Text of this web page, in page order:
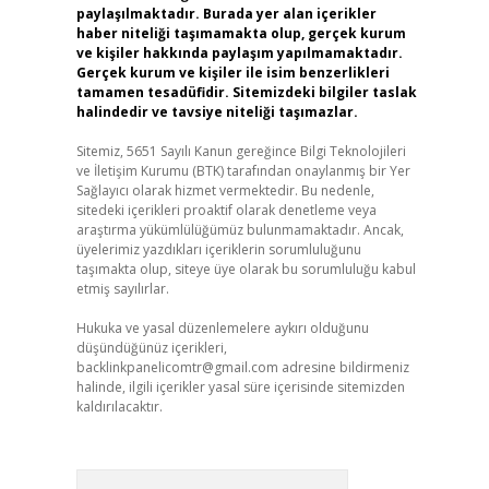
paylaşılmaktadır. Burada yer alan içerikler
haber niteliği taşımamakta olup, gerçek kurum
ve kişiler hakkında paylaşım yapılmamaktadır.
Gerçek kurum ve kişiler ile isim benzerlikleri
tamamen tesadüfidir. Sitemizdeki bilgiler taslak
halindedir ve tavsiye niteliği taşımazlar.
Sitemiz, 5651 Sayılı Kanun gereğince Bilgi Teknolojileri
ve İletişim Kurumu (BTK) tarafından onaylanmış bir Yer
Sağlayıcı olarak hizmet vermektedir. Bu nedenle,
sitedeki içerikleri proaktif olarak denetleme veya
araştırma yükümlülüğümüz bulunmamaktadır. Ancak,
üyelerimiz yazdıkları içeriklerin sorumluluğunu
taşımakta olup, siteye üye olarak bu sorumluluğu kabul
etmiş sayılırlar.
Hukuka ve yasal düzenlemelere aykırı olduğunu
düşündüğünüz içerikleri,
backlinkpanelicomtr@gmail.com adresine bildirmeniz
halinde, ilgili içerikler yasal süre içerisinde sitemizden
kaldırılacaktır.